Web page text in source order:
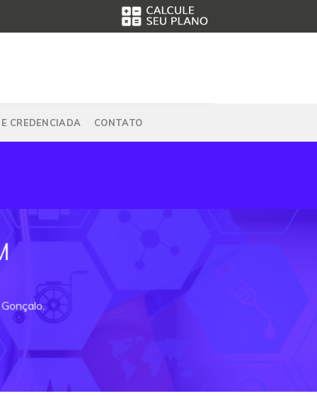
CREDENCIADA CONTATO